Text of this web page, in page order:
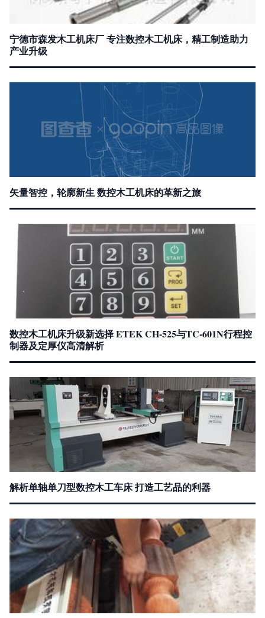
宁德市森发木工机床厂 专注数控木工机床，精工制造助力
产业升级
矢量智控，轮廓新生 数控木工机床的革新之旅
数控木工机床升级新选择 ETEK CH-525与TC-601N行程控
制器及定厚仪高清解析
解析单轴单刀型数控木工车床 打造工艺品的利器